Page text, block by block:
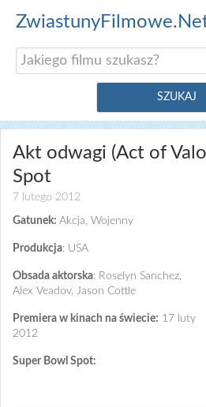
Akt odwagi (Act of
Spot
7 lutego 2012
Gatunek: Akcja, Wojenny
Produkcja: USA
Obsada aktorska: Roselyn Sanchez,
Alex Veadov, Jason Cottle
Premiera w kinach na świecie: 17 luty
2012
Super Bowl Spot: